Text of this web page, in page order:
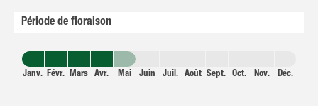
Période de floraison
Janv. Févr. Mars Avr. Mai Juin Juil. Août Sept. Oct. Nov. Déc.